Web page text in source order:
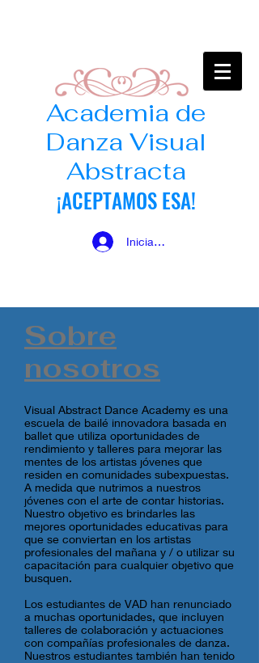
Academia de
Danza Visual
Abstracta
¡ACEPTAMOS ESA!
Iniciar sesión
Sobre
nosotros
Visual Abstract Dance Academy es una
escuela de bailé innovadora basada en
ballet que utiliza oportunidades de
rendimiento y talleres para mejorar las
mentes de los artistas jóvenes que
residen en comunidades subexpuestas.
A medida que nutrimos a nuestros
jóvenes con el arte de contar historias.
Nuestro objetivo es brindarles las
mejores oportunidades educativas para
que se conviertan en los artistas
profesionales del mañana y / o utilizar su
capacitación para cualquier objetivo que
busquen.
Los estudiantes de VAD han renunciado
a muchas oportunidades, que incluyen
talleres de colaboración y actuaciones
con compañías profesionales de danza.
Nuestros estudiantes también han tenido